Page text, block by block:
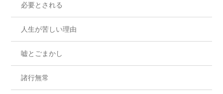
必要とされる
人生が苦しい理由
嘘とごまかし
諸行無常